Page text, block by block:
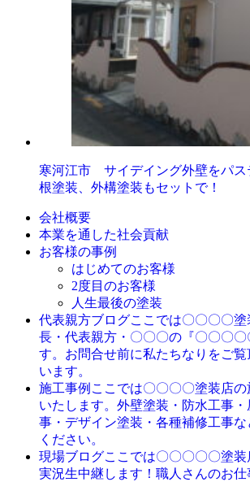
寒河江市 サイデイング外壁をパ
根塗装、外構塗装もセットで！
会社概要
本業を通した社会貢献
お客様の事例
はじめてのお客様
2度目のお客様
人生最後の塗装
代表親方ブログここでは〇〇〇〇
長・代表親方・〇〇〇の『〇〇〇〇
す。お問合せ前に私たちなりをご
います。
施工事例 ここでは〇〇〇〇塗装店
いたします。外壁塗装・防水工事
事・デザイン塗装・各種補修工事
ください。
現場ブログここでは〇〇〇〇〇塗
実況生中継します！職人さんのお